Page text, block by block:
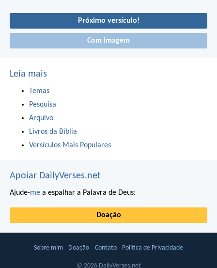
Próximo versículo!
Com imagem
Leia mais
Temas
Pesquisa
Arquivo
Livros da Bíblia
Versículos Mais Populares
Apoiar DailyVerses.net
Ajude-me a espalhar a Palavra de Deus:
Doação
Sobre mim Doação Contato Política de Privacidade
© 2026 DailyVerses.net